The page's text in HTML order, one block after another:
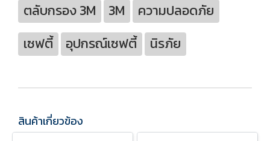
ตลับกรอง 3M 3M
ความปลอดภัย
เซฟตี้
อุปกรณ์เซฟตี้ นิรภัย
สินค้าเกี่ยวข้อง